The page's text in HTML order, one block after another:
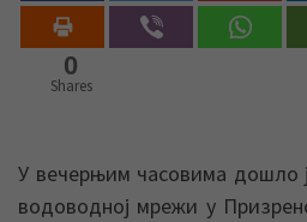
0
Shares
У вечерњим часовима дошло
водоводној мрежи у